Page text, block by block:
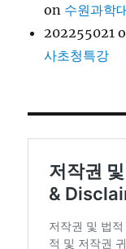
on 수원과학
202255021
사초청특강